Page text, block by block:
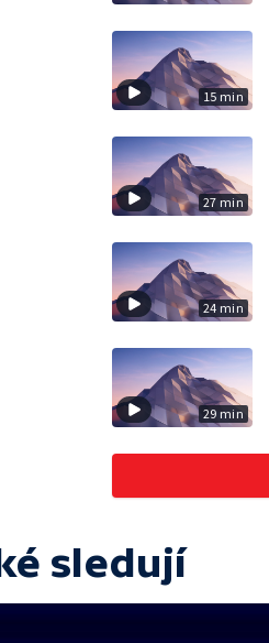
15 min
27 min
24 min
29 min
sledují